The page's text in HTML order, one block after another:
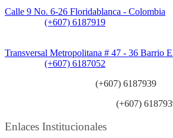
Calle 9 No. 6-26 Floridablanca - Colombia
(+607) 6187919
Transversal Metropolitana # 47 - 36 Barrio
(+607) 6187052
(+607) 6187939
(+607)
Enlaces Institucionales